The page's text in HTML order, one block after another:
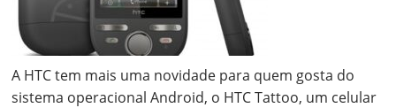
A HTC tem mais uma novidade para quem gosta do
sistema operacional Android, o HTC Tattoo, um celular